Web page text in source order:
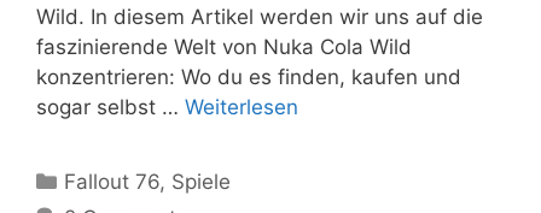
Wild. In diesem Artikel werden wir uns auf die
faszinierende Welt von Nuka Cola Wild
konzentrieren: Wo du es finden, kaufen und
sogar selbst … Weiterlesen
Kategorien
Fallout 76, Spiele